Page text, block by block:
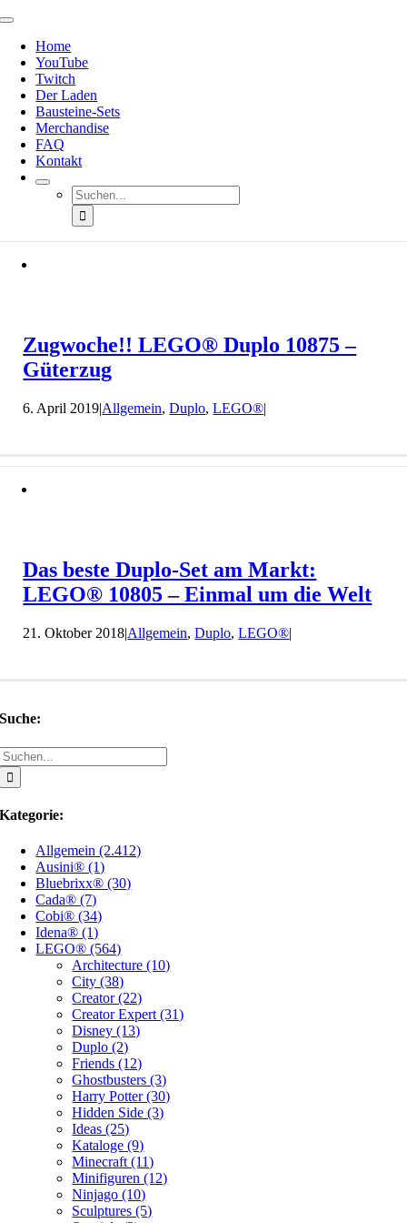
Zum
springen
Toggle
NavigationHome
YouTube
Twitch
Der Laden
Bausteine-Sets
Merchandise
FAQ
Kontakt
Suche
nach:
Zugwoche!! LEGO® Duplo 10875 –
Güterzug
6. April 2019|Allgemein,Duplo,LEGO®|
Das beste Duplo-Set am Markt:
LEGO® 10805 – Einmal um die Welt
21. Oktober 2018|Allgemein,Duplo,LEGO®|
Suche:
Kategorie:
Allgemein (2.412)
Ausini® (1)
Bluebrixx® (30)
Cada® (7)
Cobi® (34)
Idena® (1)
LEGO® (564)
Architecture (10)
City (38)
Creator (22)
Creator Expert (31)
Disney (13)
Duplo (2)
Friends (12)
Ghostbusters (3)
Harry Potter (30)
Hidden Side (3)
Ideas (25)
Kataloge (9)
Minecraft (11)
Minifiguren (12)
Ninjago (10)
Sculptures (5)